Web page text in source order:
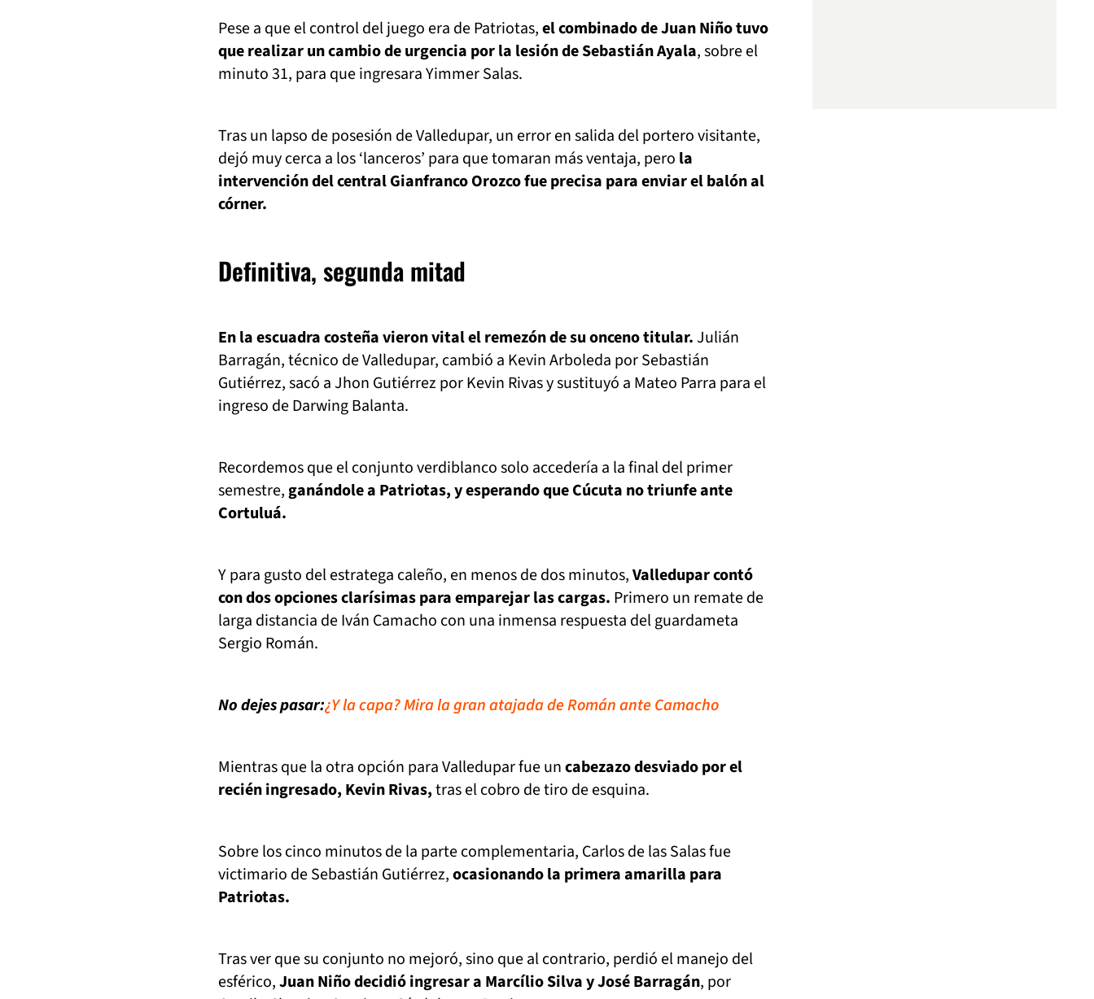
Pese a que el control del juego era de Patriotas,el combinado de Juan Niño tuvo
que realizar un cambio de urgencia por la lesión de Sebastián Ayala, sobre el
minuto 31, para que ingresara Yimmer Salas.
Tras un lapso de posesión de Valledupar, un error en salida del portero visitante,
dejó muy cerca a los ‘lanceros’ para que tomaran más ventaja, pero la
intervención del central Gianfranco Orozco fue precisa para enviar el balón al
córner.
Definitiva, segunda mitad
En la escuadra costeña vieron vital el remezón de su onceno titular.Julián
Barragán, técnico de Valledupar, cambió a Kevin Arboleda por Sebastián
Gutiérrez, sacó a Jhon Gutiérrez por Kevin Rivas y sustituyó a Mateo Parra para el
ingreso de Darwing Balanta.
Recordemos que el conjunto verdiblanco solo accedería a la final del primer
semestre,ganándole a Patriotas, y esperando que Cúcuta no triunfe ante
Cortuluá.
Y para gusto del estratega caleño, en menos de dos minutos,Valledupar contó
con dos opciones clarísimas para emparejar las cargas. Primero un remate de
larga distancia de Iván Camacho con una inmensa respuesta del guardameta
Sergio Román.
No dejes pasar:¿Y la capa? Mira la gran atajada de Román ante Camacho
Mientras que la otra opción para Valledupar fue uncabezazo desviado por el
recién ingresado, Kevin Rivas,tras el cobro de tiro de esquina.
Sobre los cinco minutos de la parte complementaria, Carlos de las Salas fue
victimario de Sebastián Gutiérrez,ocasionando la primera amarilla para
Patriotas.
Tras ver que su conjunto no mejoró, sino que al contrario, perdió el manejo del
esférico,Juan Niño decidió ingresar a Marcílio Silva y José Barragán, por